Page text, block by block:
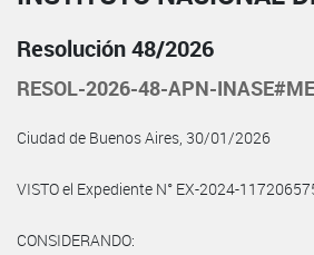
Resolución 48/2026
RESOL-2026-48-APN-
Ciudad de Buenos Aires, 30/01/2026
VISTO el Expediente N° EX-2024-
CONSIDERANDO: